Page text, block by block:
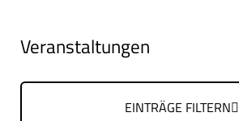
Veranstaltungen
EINTRÄGE FILTERN